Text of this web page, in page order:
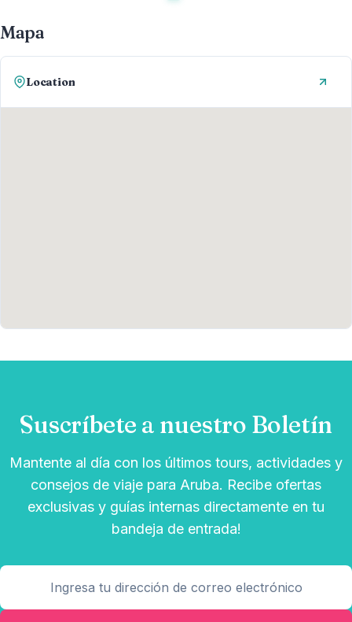
Mapa
Location
Suscríbete a nuestro Boletín
Mantente al día con los últimos tours, actividades y
consejos de viaje para Aruba. Recibe ofertas
exclusivas y guías internas directamente en tu
bandeja de entrada!